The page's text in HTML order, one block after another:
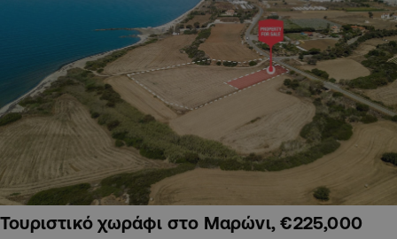
Τουριστικό χωράφι στο Μαρώνι, €225,000